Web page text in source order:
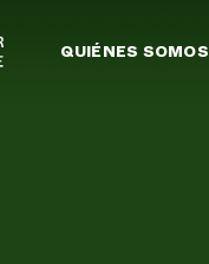
QUIÉNES SOMOS